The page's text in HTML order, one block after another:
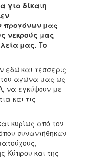
για δίκαιη
προγόνων μας
νεκρούς μας
μας. Το
εδώ και τέσσερις
του αγώνα μας ως
να εγκύψουν με
και τις
κυρίως από τον
συναντήθηκαν
Κύπρου και της